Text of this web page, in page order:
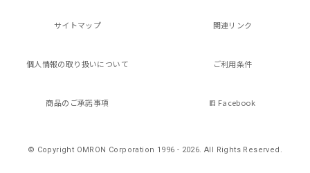
サイトマップ 関連リンク
個人情報の取り扱いについて ご利用条件
商品のご承諾事項 Facebook
© Copyright OMRON Corporation 1996 - 2026.All Rights Reserved.